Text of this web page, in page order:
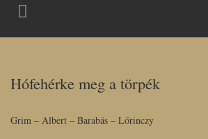
Hófehérke meg a törpék
Grim – Albert – Barabás – Lőrinczy